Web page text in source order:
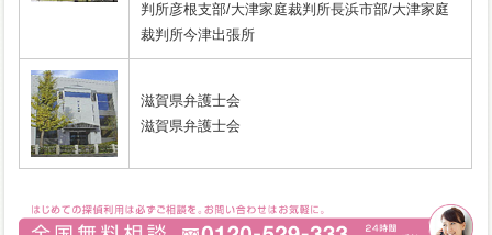
判所彦根支部/大津家庭裁判所長浜市部/大津家庭
裁判所今津出張所
滋賀県弁護士会
滋賀県弁護士会